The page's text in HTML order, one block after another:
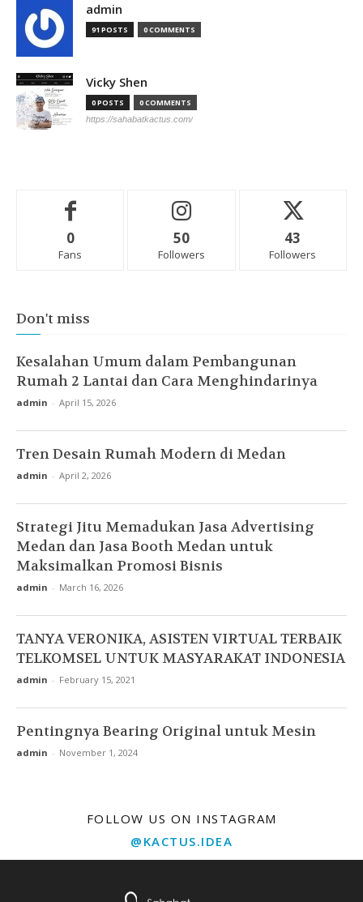
admin
91 POSTS 0 COMMENTS
Vicky Shen
0 POSTS 0 COMMENTS
https://sahabatkactus.com/
0
Fans
50
Followers
43
Followers
Don't miss
Kesalahan Umum dalam Pembangunan
Rumah 2 Lantai dan Cara Menghindarinya
admin - April 15, 2026
Tren Desain Rumah Modern di Medan
admin - April 2, 2026
Strategi Jitu Memadukan Jasa Advertising
Medan dan Jasa Booth Medan untuk
Maksimalkan Promosi Bisnis
admin - March 16, 2026
TANYA VERONIKA, ASISTEN VIRTUAL TERBAIK
TELKOMSEL UNTUK MASYARAKAT INDONESIA
admin - February 15, 2021
Pentingnya Bearing Original untuk Mesin
admin - November 1, 2024
FOLLOW US ON INSTAGRAM
@KACTUS.IDEA